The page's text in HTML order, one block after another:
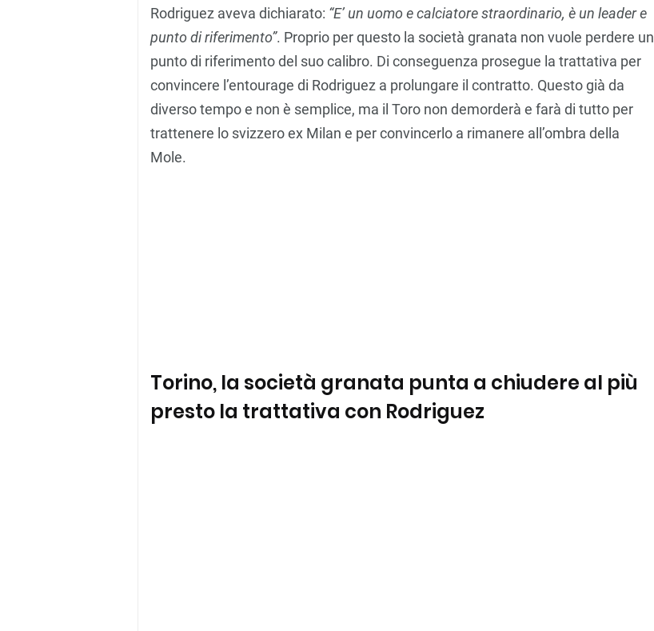
Rodriguez aveva dichiarato: “E’ un uomo e calciatore straordinario, è un leader e
punto di riferimento”. Proprio per questo la società granata non vuole perdere un
punto di riferimento del suo calibro. Di conseguenza prosegue la trattativa per
convincere l’entourage di Rodriguez a prolungare il contratto. Questo già da
diverso tempo e non è semplice, ma il Toro non demorderà e farà di tutto per
trattenere lo svizzero ex Milan e per convincerlo a rimanere all’ombra della
Mole.
Torino, la società granata punta a chiudere al più
presto la trattativa con Rodriguez